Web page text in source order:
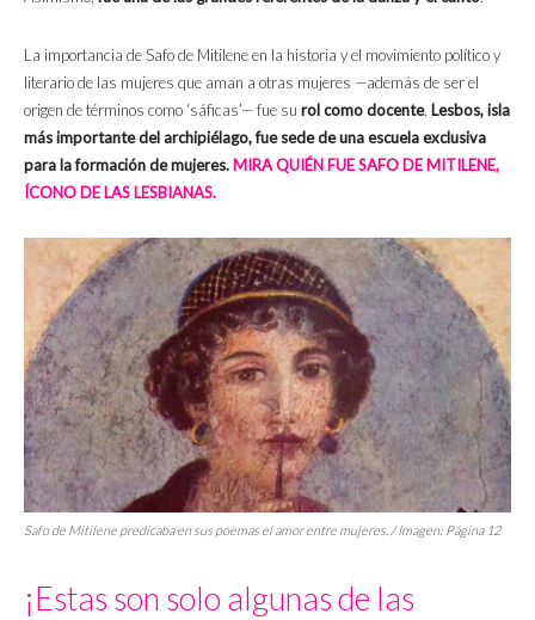
La importancia de Safo de Mitilene en la historia y el movimiento político y
literario de las mujeres que aman a otras mujeres —además de ser el
origen de términos como ‘sáficas’— fue su rol como docente. Lesbos, isla
más importante del archipiélago, fue sede de una escuela exclusiva
para la formación de mujeres. MIRA QUIÉN FUE SAFO DE MITILENE,
ÍCONO DE LAS LESBIANAS.
Safo de Mitilene predicaba en sus poemas el amor entre mujeres. / Imagen: Página 12
¡Estas son solo algunas de las